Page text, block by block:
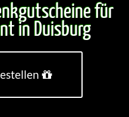
für
in Duisburg